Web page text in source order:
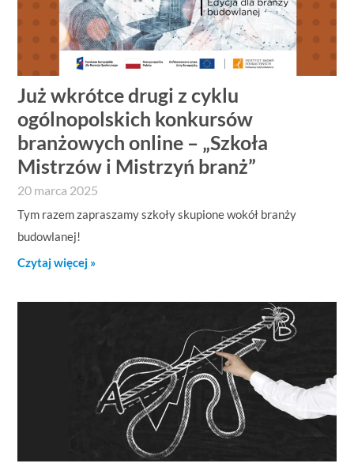
Już wkrótce drugi z cyklu
ogólnopolskich konkursów
branżowych online – „Szkoła
Mistrzów i Mistrzyń branż”
20 marca 2025
Tym razem zapraszamy szkoły skupione wokół branży
budowlanej!
Czytaj więcej »